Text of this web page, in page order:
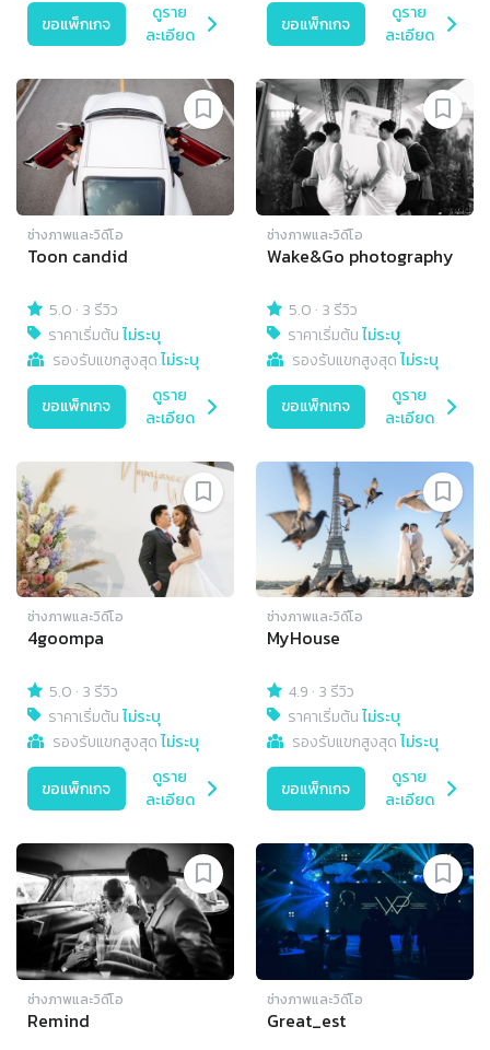
ขอแพ็กเกจ
ดูราย
ละเอียด
ขอแพ็กเกจ
ดูราย
ละเอียด
ช่างภาพและวิดีโอ
Toon candid
5.0 · 3 รีวิว
ราคาเริ่มต้นไม่ระบุ
รองรับแขกสูงสุดไม่ระบุ
ขอแพ็กเกจ
ดูราย
ละเอียด
ช่างภาพและวิดีโอ
Wake&Go photography
5.0 · 3 รีวิว
ราคาเริ่มต้นไม่ระบุ
รองรับแขกสูงสุดไม่ระบุ
ขอแพ็กเกจ
ดูราย
ละเอียด
ช่างภาพและวิดีโอ
4goompa
5.0 · 3 รีวิว
ราคาเริ่มต้นไม่ระบุ
รองรับแขกสูงสุดไม่ระบุ
ขอแพ็กเกจ
ดูราย
ละเอียด
ช่างภาพและวิดีโอ
MyHouse
4.9 · 3 รีวิว
ราคาเริ่มต้นไม่ระบุ
รองรับแขกสูงสุดไม่ระบุ
ขอแพ็กเกจ
ดูราย
ละเอียด
ช่างภาพและวิดีโอ
Remind
ช่างภาพและวิดีโอ
Great_est